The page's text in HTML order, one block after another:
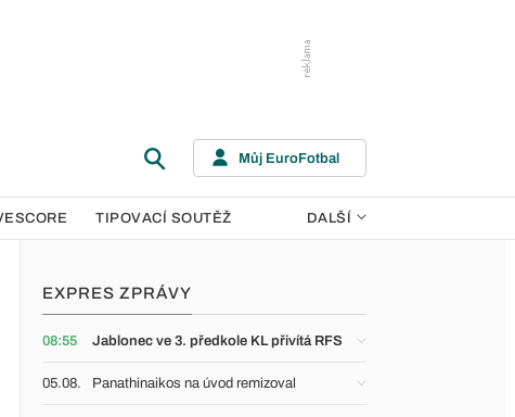
Můj EuroFotbal
TIPOVACÍ SOUTĚŽ DALŠÍ
EXPRES ZPRÁVY
08:55 Jablonec ve 3. předkole KL přivítá RFS
05.08. Panathinaikos na úvod remizoval